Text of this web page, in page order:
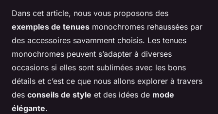
Dans cet article, nous vous proposons des
exemples de tenues monochromes rehaussées par
des accessoires savamment choisis. Les tenues
monochromes peuvent s’adapter à diverses
occasions si elles sont sublimées avec les bons
détails et c’est ce que nous allons explorer à travers
des conseils de style et des idées de mode
élégante.